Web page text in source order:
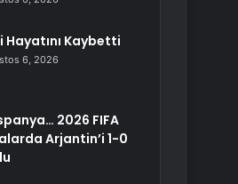
Hayatını Kaybetti
6, 2026
2026 FIFA
Arjantin’i 1-0